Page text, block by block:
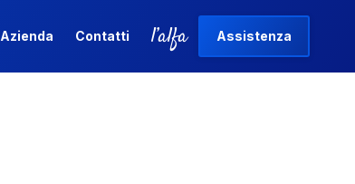
Azienda Contatti l’alfa Assistenza
Azienda Contatti l’alfa Assistenza